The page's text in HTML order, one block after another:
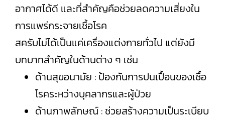
อากาศได้ดี และที่สำคัญคือช่วยลดความเสี่ยงใน
การแพร่กระจายเชื้อโรค
สครับไม่ได้เป็นแค่เครื่องแต่งกายทั่วไป แต่ยังมี
บทบาทสำคัญในด้านต่าง ๆ เช่น
ด้านสุขอนามัย : ป้องกันการปนเปื้อนของเชื้อ
โรคระหว่างบุคลากรและผู้ป่วย
ด้านภาพลักษณ์ : ช่วยสร้างความเป็นระเบียบ